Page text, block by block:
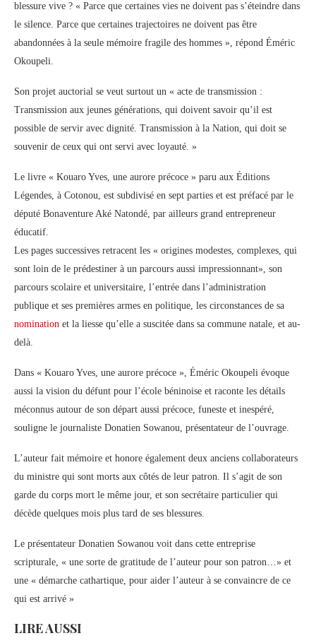
blessure vive ? « Parce que certaines vies ne doivent pas s’éteindre dans
le silence. Parce que certaines trajectoires ne doivent pas être
abandonnées à la seule mémoire fragile des hommes », répond Éméric
Okoupeli.
Son projet auctorial se veut surtout un « acte de transmission :
Transmission aux jeunes générations, qui doivent savoir qu’il est
possible de servir avec dignité. Transmission à la Nation, qui doit se
souvenir de ceux qui ont servi avec loyauté. »
Le livre « Kouaro Yves, une aurore précoce » paru aux Éditions
Légendes, à Cotonou, est subdivisé en sept parties et est préfacé par le
député Bonaventure Aké Natondé, par ailleurs grand entrepreneur
éducatif.
Les pages successives retracent les « origines modestes, complexes, qui
sont loin de le prédestiner à un parcours aussi impressionnant», son
parcours scolaire et universitaire, l’entrée dans l’administration
publique et ses premières armes en politique, les circonstances de sa
nomination et la liesse qu’elle a suscitée dans sa commune natale, et au-
delà.
Dans « Kouaro Yves, une aurore précoce », Éméric Okoupeli évoque
aussi la vision du défunt pour l’école béninoise et raconte les détails
méconnus autour de son départ aussi précoce, funeste et inespéré,
souligne le journaliste Donatien Sowanou, présentateur de l’ouvrage.
L’auteur fait mémoire et honore également deux anciens collaborateurs
du ministre qui sont morts aux côtés de leur patron. Il s’agit de son
garde du corps mort le même jour, et son secrétaire particulier qui
décède quelques mois plus tard de ses blessures.
Le présentateur Donatien Sowanou voit dans cette entreprise
scripturale, « une sorte de gratitude de l’auteur pour son patron…» et
une « démarche cathartique, pour aider l’auteur à se convaincre de ce
qui est arrivé »
LIRE AUSSI